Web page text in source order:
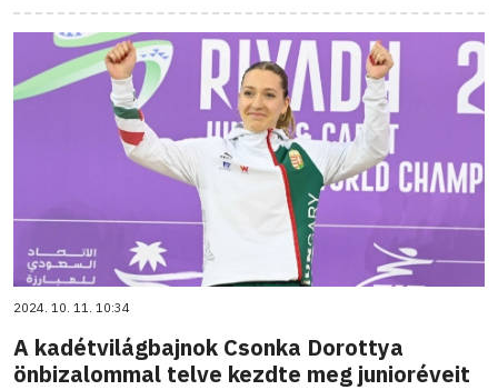
2024. 10. 11. 10:34
A kadétvilágbajnok Csonka Dorottya
önbizalommal telve kezdte meg junioréveit